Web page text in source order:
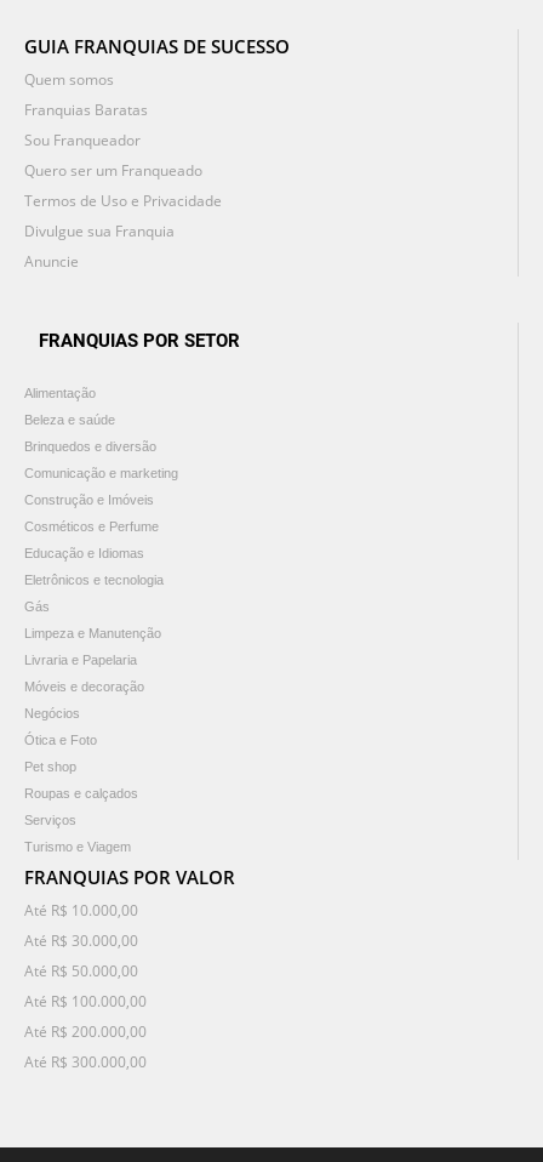
GUIA FRANQUIAS DE SUCESSO
Quem somos
Franquias Baratas
Sou Franqueador
Quero ser um Franqueado
Termos de Uso e Privacidade
Divulgue sua Franquia
Anuncie
FRANQUIAS POR SETOR
Alimentação
Beleza e saúde
Brinquedos e diversão
Comunicação e marketing
Construção e Imóveis
Cosméticos e Perfume
Educação e Idiomas
Eletrônicos e tecnologia
Gás
Limpeza e Manutenção
Livraria e Papelaria
Móveis e decoração
Negócios
Ótica e Foto
Pet shop
Roupas e calçados
Serviços
Turismo e Viagem
FRANQUIAS POR VALOR
Até R$ 10.000,00
Até R$ 30.000,00
Até R$ 50.000,00
Até R$ 100.000,00
Até R$ 200.000,00
Até R$ 300.000,00